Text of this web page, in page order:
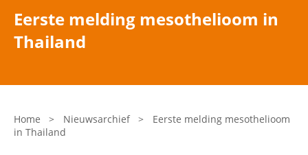
Bent u arts?
Asbest en Gezondheid
Laatste nieuws
Onze organisatie
Eerste melding mesothelioom in
Thailand
Home > Nieuwsarchief >
Eerste melding mesothelioom
in Thailand